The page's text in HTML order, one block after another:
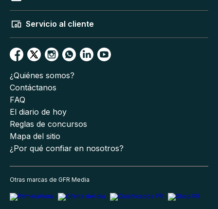
Servicio al cliente
¿Quiénes somos?
Contáctanos
FAQ
El diario de hoy
Reglas de concursos
Mapa del sitio
¿Por qué confiar en nosotros?
Otras marcas de GFR Media